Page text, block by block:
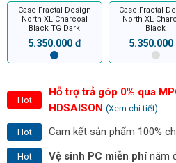
Case Fractal Design
North XL Charcoal
Black TG Dark
5.350.000 đ
Case Fractal
North XL
Black
5.350.000
Hot
Hỗ trợ trả góp 0% qua
HDSAISON (Xem chi tiết)
Hot Cam kết sản phẩm 100%
Hot Vệ sinh PC miễn phínăm